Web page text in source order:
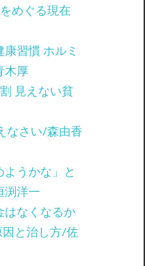
めぐる現在
康習慣 ホルミ
木厚
見えない貧
なさい/森由香
ようかな」と
渕洋一
はなくなるか
と治し方/佐